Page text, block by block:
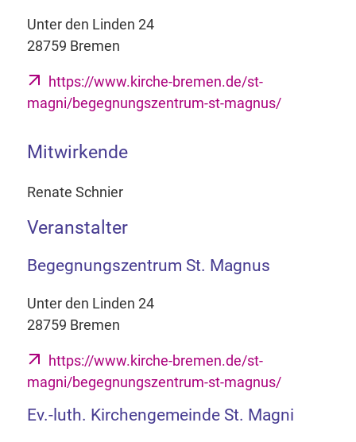
Unter den Linden 24
28759 Bremen
https://www.kirche-bremen.de/st-
magni/begegnungszentrum-st-magnus/
Mitwirkende
Renate Schnier
Veranstalter
Begegnungszentrum St. Magnus
Unter den Linden 24
28759 Bremen
https://www.kirche-bremen.de/st-
magni/begegnungszentrum-st-magnus/
Ev.-luth. Kirchengemeinde St. Magni